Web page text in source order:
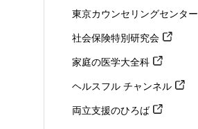
東京カウンセリングセンター
社会保険特別研究会
家庭の医学大全科
ヘルスフル チャンネル
両立支援のひろば